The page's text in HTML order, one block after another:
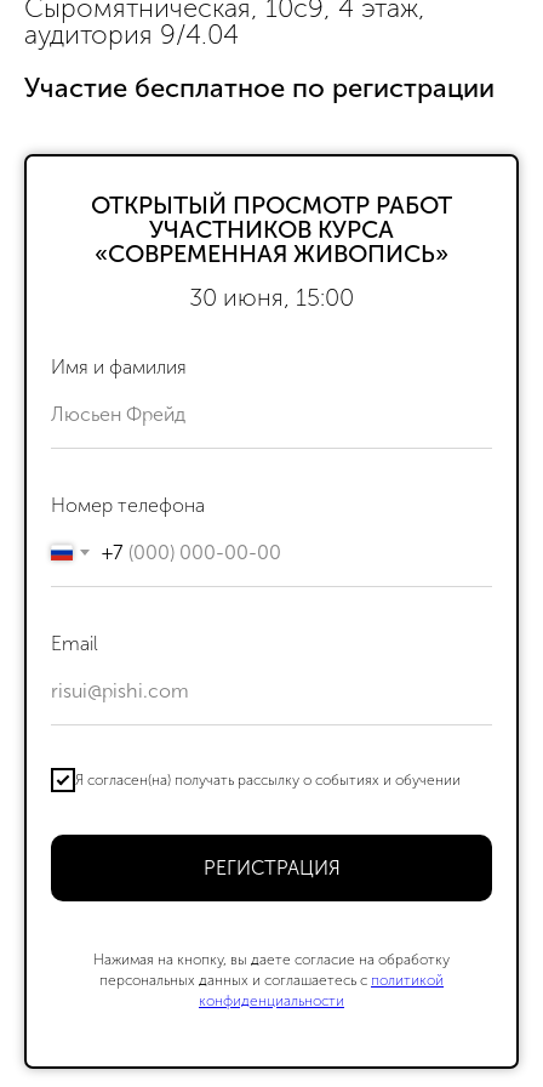
Сыромятническая, 10с9, 4 этаж,
аудитория 9/4.04
Участие бесплатное по регистрации
ОТКРЫТЫЙ ПРОСМОТР РАБОТ
УЧАСТНИКОВ КУРСА
«СОВРЕМЕННАЯ ЖИВОПИСЬ»
30 июня, 15:00
Имя и фамилия
Номер телефона
+7
Email
Я согласен(на) получать рассылку о событиях и обучении
РЕГИСТРАЦИЯ
Нажимая на кнопку, вы даете согласие на обработку
персональных данных и соглашаетесь c политикой
конфиденциальности
info@msca.ru
admission-cpd@msca.ru
Разделы
Новости школы
Подписаться